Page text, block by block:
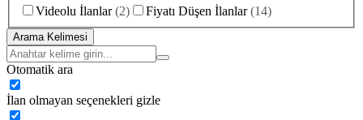
Videolu İlanlar (2) Fiyatı Düşen İlanlar (14)
Arama Kelimesi
Otomatik ara
İlan olmayan seçenekleri gizle